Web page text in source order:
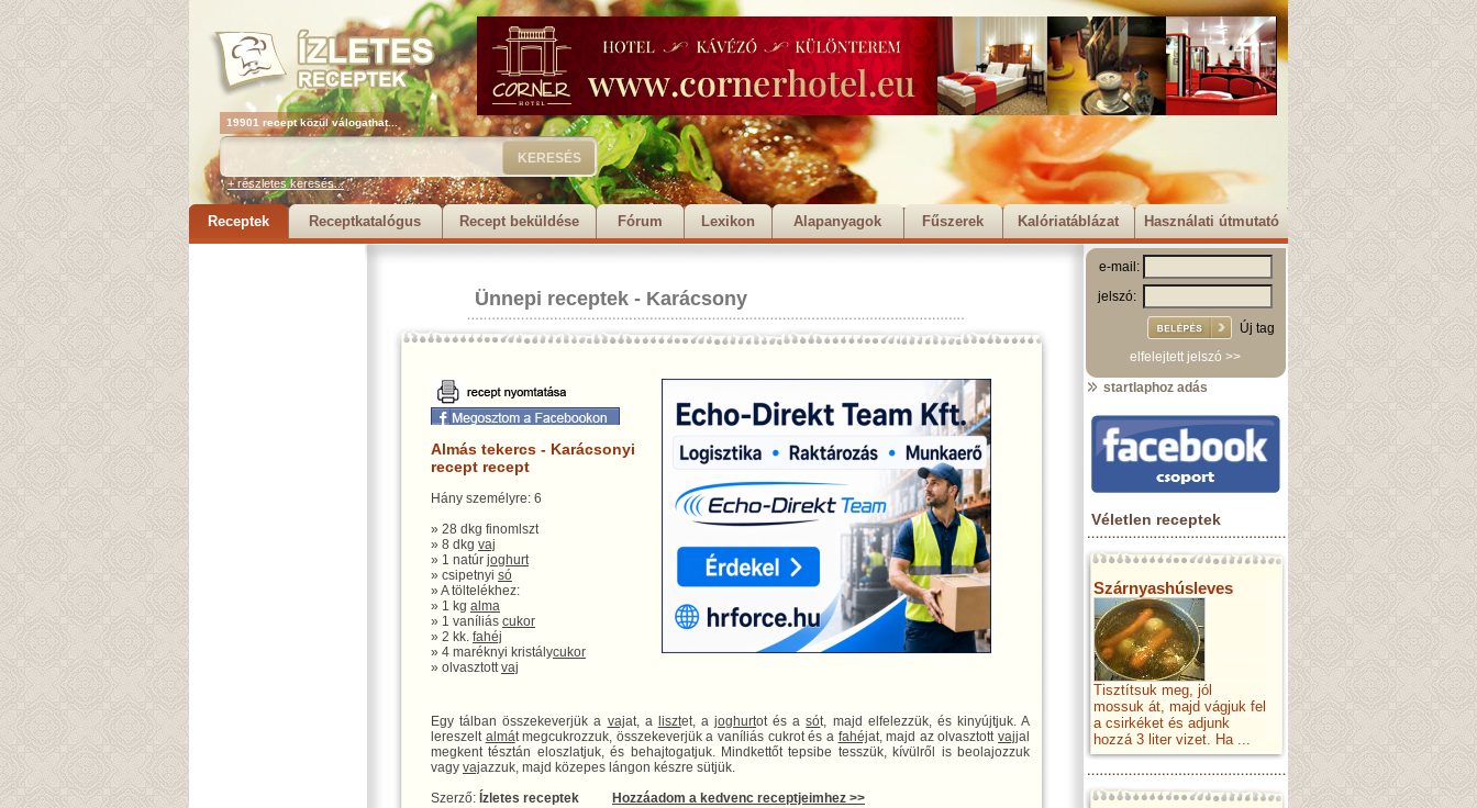
19901 recept közül válogathat...
+ részletes keresés...
Receptek Receptkatalógus Recept beküldése Fórum Lexikon Alapanyagok Fűszerek Kalóriatáblázat Használati útmutató
Ünnepi receptek - Karácsony
Almás tekercs - Karácsonyi
recept recept
Hány személyre: 6
» 28 dkg finomlszt
» 8 dkg vaj
» 1 natúr joghurt
» csipetnyi só
» A töltelékhez:
» 1 kg alma
» 1 vaníliás cukor
» 2 kk. fahéj
» 4 maréknyi kristálycukor
» olvasztottvaj
Egy tálban összekeverjük a vajat, a lisztet, a joghurtot és asót, majd elfelezzük, és kinyújtjuk. A
lereszelt almát megcukrozzuk, összekeverjük a vaníliás cukrot és a fahéjat, majd az olvasztottvajjal
megkent tésztán eloszlatjuk, és behajtogatjuk. Mindkettőt tepsibe tesszük, kívülről is beolajozzuk
vagy vajazzuk, majd közepes lángon készre sütjük.
Szerző: Ízletes receptek Hozzáadom a kedvenc receptjeimhez >>
e-mail:
jelszó:
Új tag
elfelejtett jelszó >>
startlaphoz adás
Véletlen receptek
Szárnyashúsleves
Tisztítsuk meg, jól
mossuk át, majd vágjuk fel
a csirkéket és adjunk
hozzá 3 liter vizet. Ha ...